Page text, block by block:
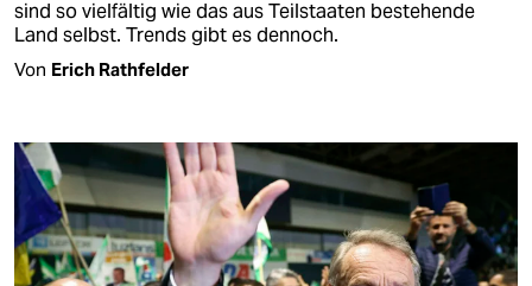
sind so vielfältig wie das aus Teilstaaten bestehende
Land selbst. Trends gibt es dennoch.
Von Erich Rathfelder